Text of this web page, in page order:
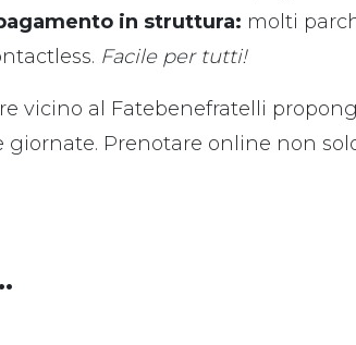
in struttura: molti
Facile per tutti!
vicino al Fatebenefratelli
Prenotare online non